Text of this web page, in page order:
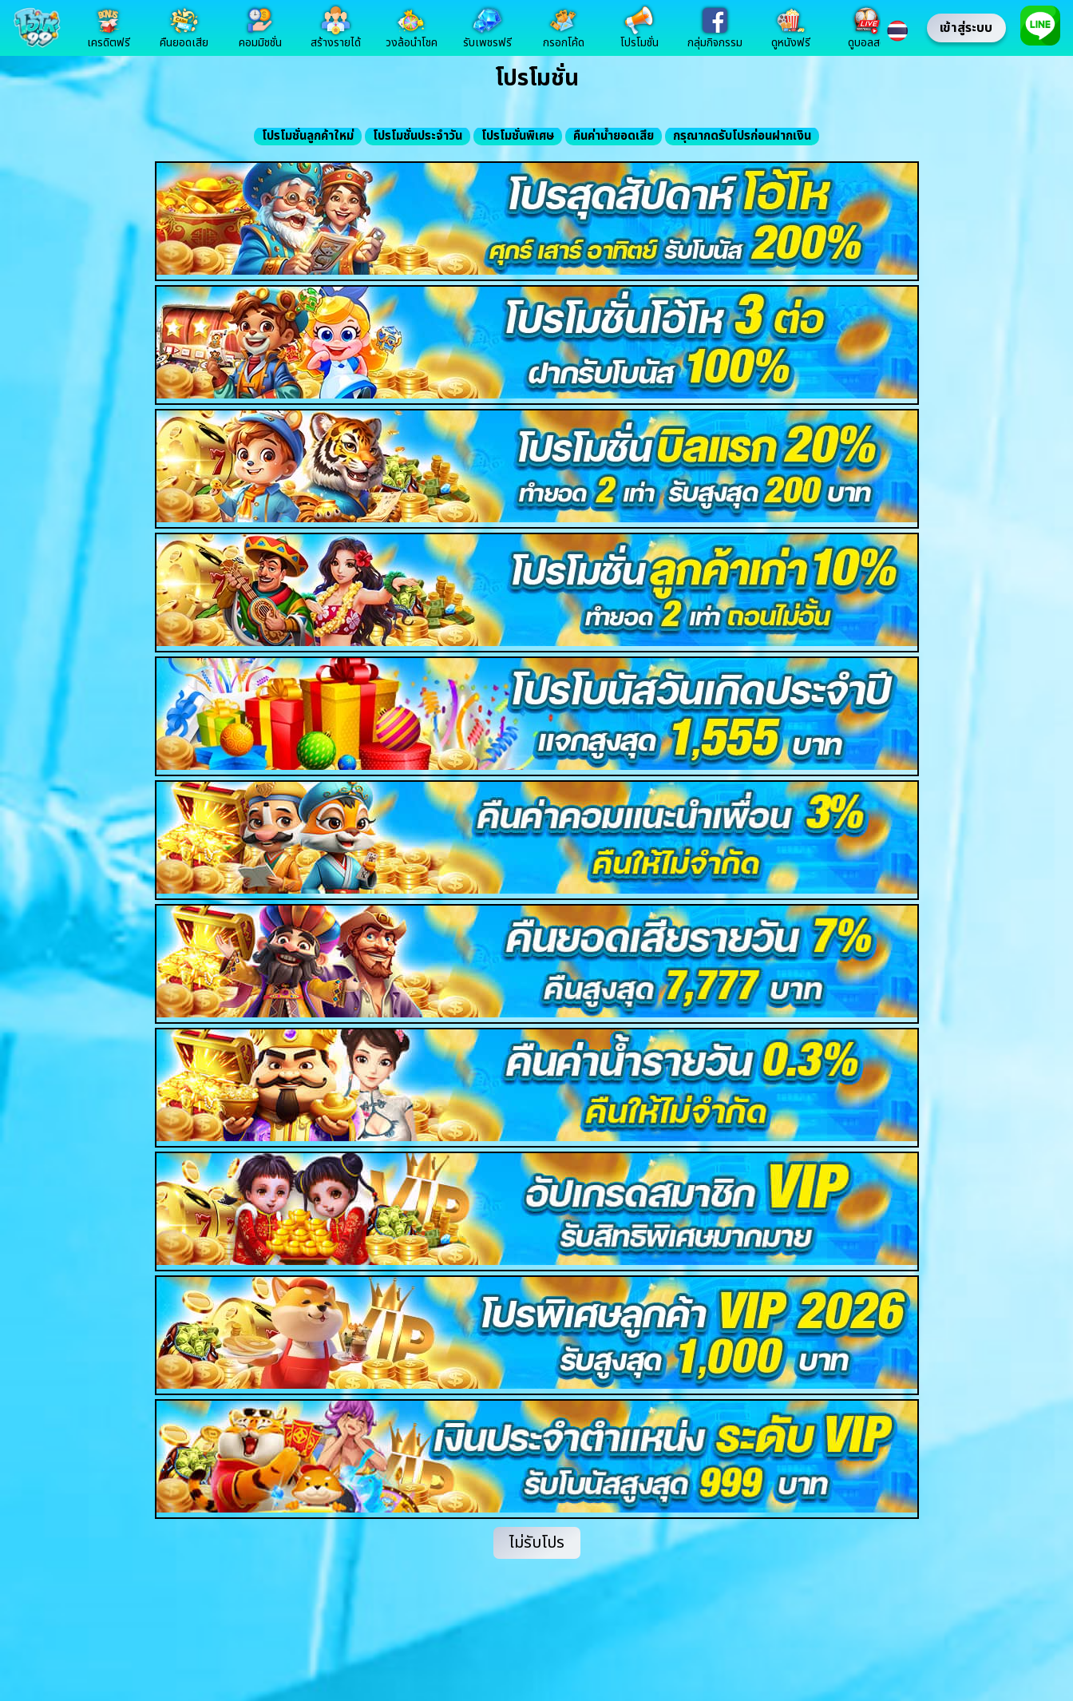
เครดิตฟรี คืนยอดเสีย คอมมิชชั่น สร้างรายได้ วงล้อนำโชค รับเพชรฟรี กรอกโค้ด โปรโมชั่น กลุ่มกิจกรรม ดูหนังฟรี ดูบอลสด
เข้าสู่ระบบ
โปรโมชั่น
โปรโมชั่นลูกค้าใหม่ โปรโมชั่นประจำวัน โปรโมชั่นพิเศษ คืนค่าน้ำยอดเสีย กรุณากดรับโปรก่อนฝากเงิน
ไม่รับโปร